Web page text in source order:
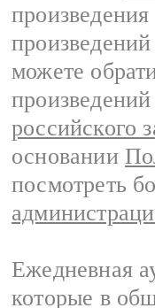
можете
российского
основании
посмотреть
Ежедневная
которые в